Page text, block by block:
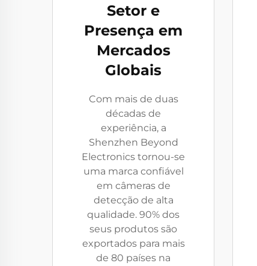
Setor e
Presença em
Mercados
Globais
Com mais de duas
décadas de
experiência, a
Shenzhen Beyond
Electronics tornou-se
uma marca confiável
em câmeras de
detecção de alta
qualidade. 90% dos
seus produtos são
exportados para mais
de 80 países na